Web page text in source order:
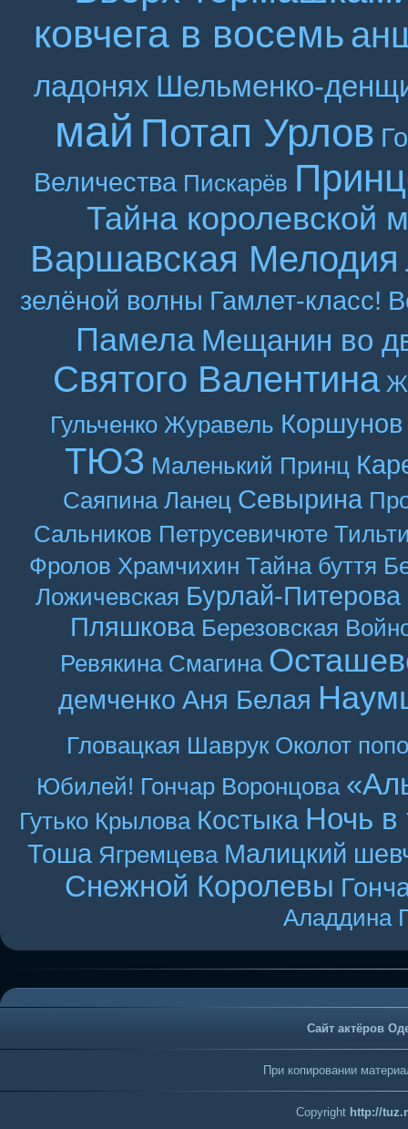
ковчега в восемь
ладонях Шельменко-
май Потап Урлов
Величества Пискарёв
Тайна королевской
Варшавская Мелодия
зелёной волны Гамлет-класс!
Памела Мещанин во
Святого Валентина
Гульченко Журавель Коршунов
ТЮЗ Маленький Принц
Саяпина Ланец Севырина
Сальников Петрусевичюте
Фролов Храмчихин Тайна буття
Ложичевская Бурлай-Питерова
Пляшкова Березовская
Ревякина Смагина
демченко Аня Белая
Гловацкая Шаврук Околот
Юбилей! Гончар Воронцова
Гутько Крылова Костыка Ночь в
Тоша Ягремцева Малицкий
Снежной Королевы
Аладдина
Сайт актёров
При копировании
Copyright http://